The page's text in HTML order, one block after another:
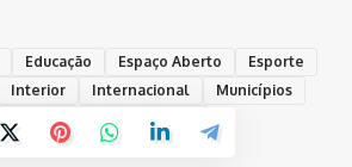
Educação Espaço Aberto
Esporte
Interior Internacional
Municípios
Política Ponto Político